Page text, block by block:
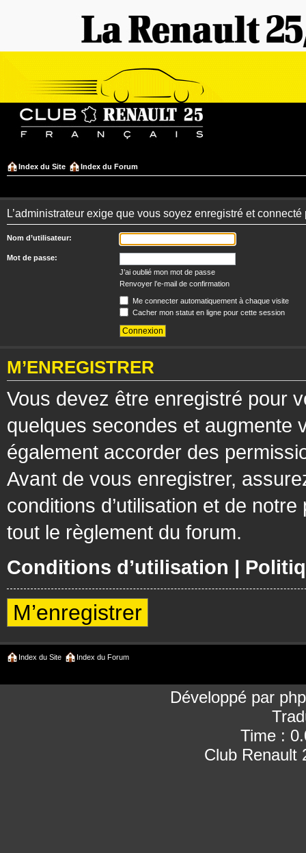
Index du Site Index du Forum
L’administrateur exige que vous soyez enregistré et
Nom d’utilisateur:
Mot de passe:
J’ai oublié mon mot de passe
Renvoyer l’e-mail de confirmation
Me connecter automatiquement à chaque visite
Cacher mon statut en ligne pour cette session
M’ENREGISTRER
Vous devez être enregistré pour
quelques secondes et augmente
également accorder des
Avant de vous enregistrer,
conditions d’utilisation et de
tout le règlement du forum.
Conditions d’utilisation |
M’enregistrer
Index du Site Index du Forum
Développé par
Time :
Club Renault